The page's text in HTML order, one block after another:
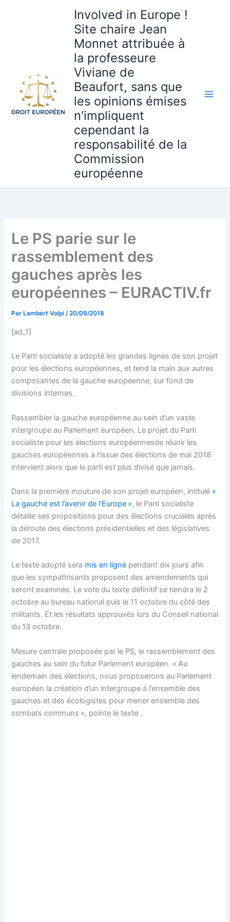
Involved in Europe !
Site chaire Jean
Monnet attribuée à
la professeure
Viviane de
Beaufort, sans que
les opinions émises
n'impliquent
cependant la
responsabilité de la
Commission
européenne
Le PS parie sur le
rassemblement des
gauches après les
européennes – EURACTIV.fr
Par Lambert Volpi/20/09/2018
[ad_1]
Le Parti socialiste a adopté les grandes lignes de son projet
pour les élections européennes, et tend la main aux autres
composantes de la gauche européenne, sur fond de
divisions internes.
Rassembler la gauche européenne au sein d’un vaste
intergroupe au Parlement européen. Le projet du Parti
socialiste pour les élections européennesde réunir les
gauches européennes à l’issue des élections de mai 2018
intervient alors que le parti est plus divisé que jamais.
Dans la première mouture de son projet européen, intitulé «
La gauche est l’avenir de l’Europe », le Parti socialiste
détaille ses propositions pour des élections cruciales après
la déroute des élections présidentielles et des législatives
de 2017.
Le texte adopté sera mis en ligne pendant dix jours afin
que les sympathisants proposent des amendements qui
seront examinés. Le vote du texte définitif se tiendra le 2
octobre au bureau national puis le 11 octobre du côté des
militants. Et les résultats approuvés lors du Conseil national
du 13 octobre.
Mesure centrale proposée par le PS, le rassemblement des
gauches au sein du futur Parlement européen. « Au
lendemain des élections, nous proposerons au Parlement
européen la création d’un intergroupe à l’ensemble des
gauches et des écologistes pour mener ensemble des
combats communs », pointe le texte .